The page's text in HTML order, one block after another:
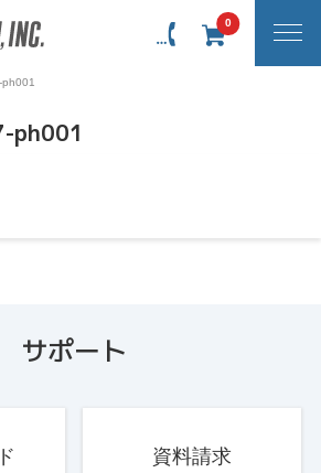
0
ph001
ph001
サポート
資料請求